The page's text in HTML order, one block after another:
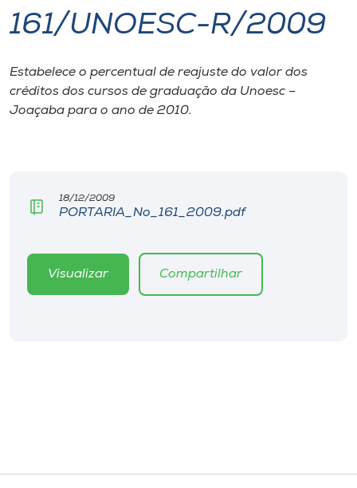
I.nova
Diplomados
Editora
161/UNOESC-R/2009
Estabelece o percentual de reajuste do valor dos
créditos dos cursos de graduação da Unoesc –
Joaçaba para o ano de 2010.
18/12/2009
PORTARIA_No_161_2009.pdf
Visualizar Compartilhar